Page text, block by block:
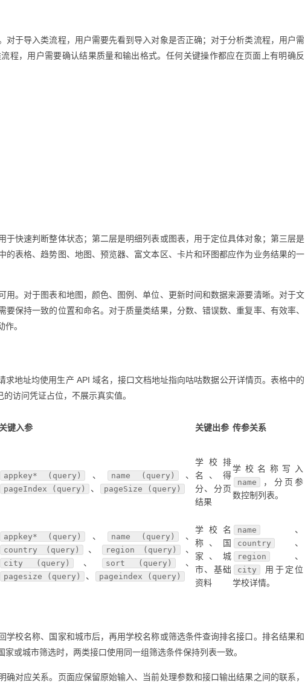
对于导入类流程，用户需要先看到导入对象是否正确；对于分析类流程，用户需
程，用户需要确认结果质量和输出格式。任何关键操作都应在页面上有明确反
于快速判断整体状态；第二层是明细列表或图表，用于定位具体对象；第三层是
的表格、趋势图、地图、预览器、富文本区、卡片和环图都应作为业务结果的一
用。对于图表和地图，颜色、图例、单位、更新时间和数据来源要清晰。对于文
保持一致的位置和命名。对于质量类结果，分数、错误数、重复率、有效率、
。
地址均使用生产 API 域名，接口文档地址指向咕咕数据公开详情页。表格中的
的访问凭证占位，不展示真实值。
关键入参 关键出参 传参关系
appkey* (query) 、 name (query) 、
pageIndex (query) 、 pageSize (query)
学校排
名、得
分、分页
结果
学校名称写入
name
，分页参
数控制列表。
appkey* (query) 、 name (query) 、
country (query) 、 region (query) 、
city (query) 、 sort (query) 、
pagesize (query) 、 pageindex (query)
学校名
称、国
家、城
市、基础
资料
name 、
country 、
region 、
city
用于定位
学校详情。
学校名称、国家和城市后，再用学校名称或筛选条件查询排名接口。排名结果和
或城市筛选时，两类接口使用同一组筛选条件保持列表一致。
对应关系。页面应保留原始输入、当前处理参数和接口输出结果之间的联系，